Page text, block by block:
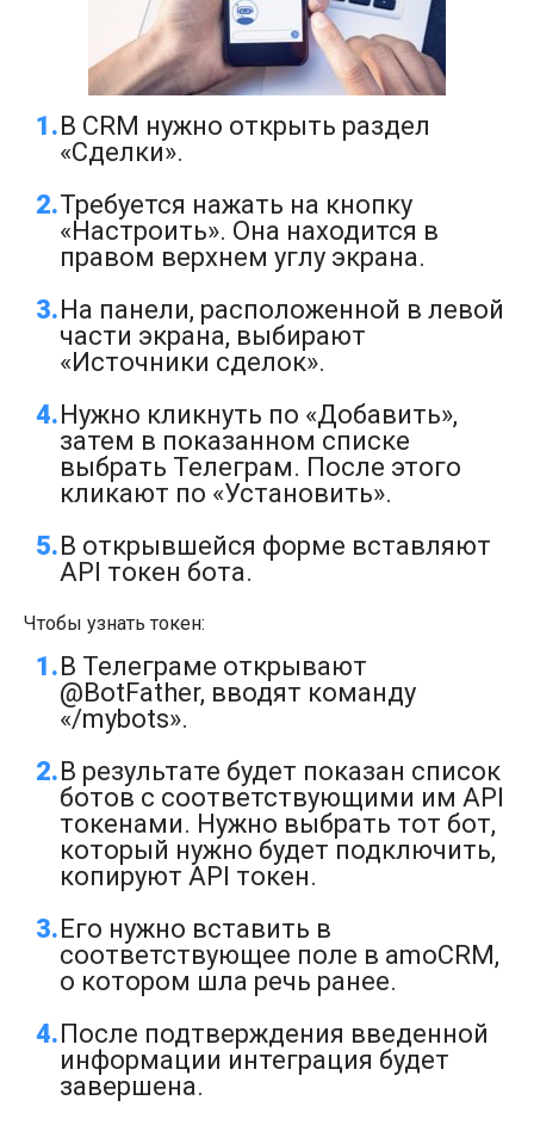
В CRM нужно открыть раздел
«Сделки».
Требуется нажать на кнопку
«Настроить». Она находится в
правом верхнем углу экрана.
На панели, расположенной в левой
части экрана, выбирают
«Источники сделок».
Нужно кликнуть по «Добавить»,
затем в показанном списке
выбрать Телеграм. После этого
кликают по «Установить».
В открывшейся форме вставляют
API токен бота.
Чтобы узнать токен:
В Телеграме открывают
@BotFather, вводят команду
«/mybots».
В результате будет показан список
ботов с соответствующими им API
токенами. Нужно выбрать тот бот,
который нужно будет подключить,
копируют API токен.
Его нужно вставить в
соответствующее поле в amoCRM,
о котором шла речь ранее.
После подтверждения введенной
информации интеграция будет
завершена.